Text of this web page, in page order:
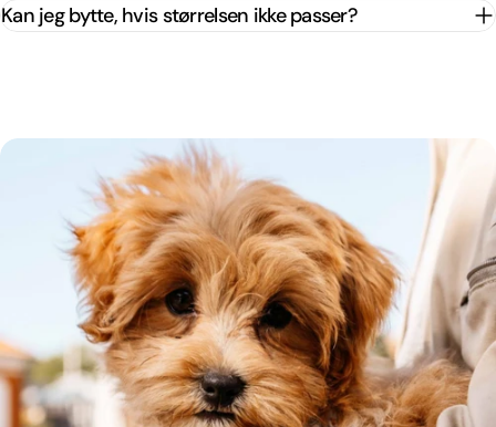
Kan jeg bytte, hvis størrelsen ikke passer?